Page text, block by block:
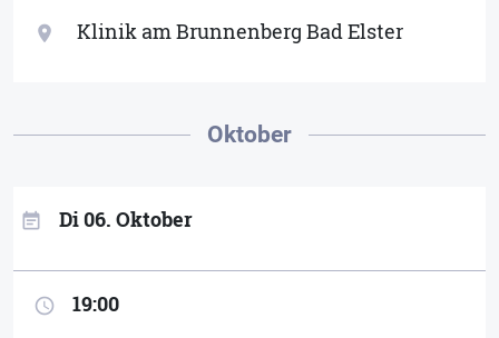
location_on Klinik am Brunnenberg Bad Elster
Oktober
event_note Di 06. Oktober
access_time
19:00